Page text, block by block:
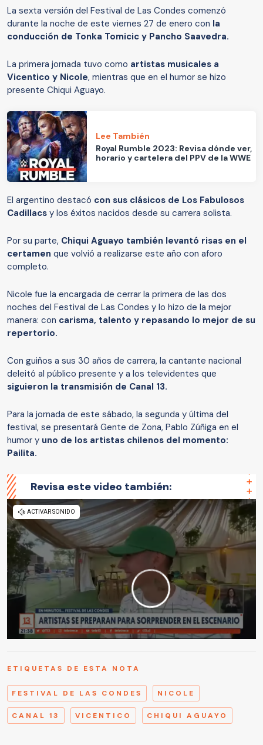
La sexta versión del Festival de Las Condes comenzó
durante la noche de este viernes 27 de enero con la
conducción de Tonka Tomicic y Pancho Saavedra.
La primera jornada tuvo como artistas musicales a
Vicentico y Nicole, mientras que en el humor se hizo
presente Chiqui Aguayo.
Lee También
Royal Rumble 2023: Revisa dónde ver,
horario y cartelera del PPV de la WWE
El argentino destacó con sus clásicos de Los Fabulosos
Cadillacs y los éxitos nacidos desde su carrera solista.
Por su parte, Chiqui Aguayo también levantó risas en el
certamen que volvió a realizarse este año con aforo
completo.
Nicole fue la encargada de cerrar la primera de las dos
noches del Festival de Las Condes y lo hizo de la mejor
manera: con carisma, talento y repasando lo mejor de su
repertorio.
Con guiños a sus 30 años de carrera, la cantante nacional
deleitó al público presente y a los televidentes que
siguieron la transmisión de Canal 13.
Para la jornada de este sábado, la segunda y última del
festival, se presentará Gente de Zona, Pablo Zúñiga en el
humor y uno de los artistas chilenos del momento:
Pailita.
Revisa este video también:
ETIQUETAS DE ESTA NOTA
FESTIVAL DE LAS CONDES NICOLE
CANAL 13 VICENTICO CHIQUI AGUAYO